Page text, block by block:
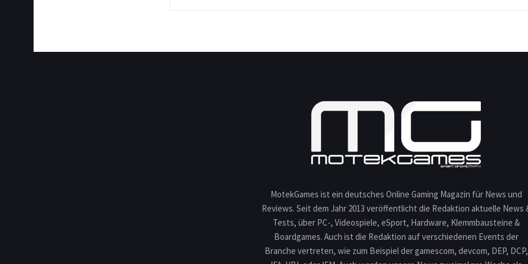
MotekGames ist ein deutsches Online Gaming Magazin für News und
Reviews. Seit dem Jahr 2013 veröffentlicht die Redaktion aktuelle News
Tests, über PC-, Videospiele, eSport, Hardware, Klemmbausteine &
Boardgames. Auch ist die Redaktion auf verschiedenen Events der
Branche vertreten, wie zum Beispiel der gamescom, devcom, DEP, DCP,